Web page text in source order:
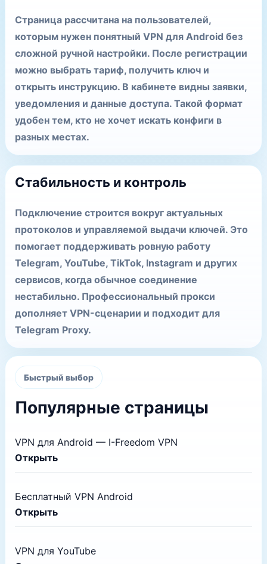
Страница рассчитана на пользователей,
которым нужен понятный VPN для Android без
сложной ручной настройки. После регистрации
можно выбрать тариф, получить ключ и
открыть инструкцию. В кабинете видны заявки,
уведомления и данные доступа. Такой формат
удобен тем, кто не хочет искать конфиги в
разных местах.
Стабильность и контроль
Подключение строится вокруг актуальных
протоколов и управляемой выдачи ключей. Это
помогает поддерживать ровную работу
Telegram, YouTube, TikTok, Instagram и других
сервисов, когда обычное соединение
нестабильно. Профессиональный прокси
дополняет VPN-сценарии и подходит для
Telegram Proxy.
Быстрый выбор
Популярные страницы
VPN для Android — I-Freedom VPN
Открыть
Бесплатный VPN Android
Открыть
VPN для YouTube